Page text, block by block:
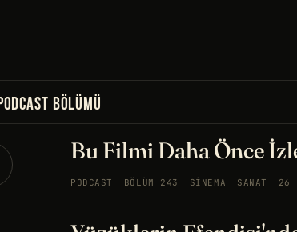
BÖLÜMÜ
Bu Filmi Daha Önce
PODCAST BÖLÜM 243 SINEMA SANAT 26